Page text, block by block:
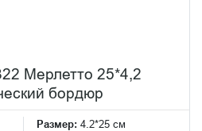
Мерлетто 25*4,2
бордюр
Размер: 4.2*25 см